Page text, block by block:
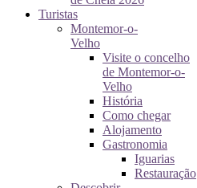
Turistas
Montemor-o-
Velho
Visite o concelho
de Montemor-o-
Velho
História
Como chegar
Alojamento
Gastronomia
Iguarias
Restauração